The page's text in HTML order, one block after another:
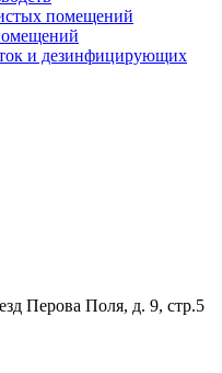
помещений
и дезинфицирующих
Перова Поля, д. 9, стр.5